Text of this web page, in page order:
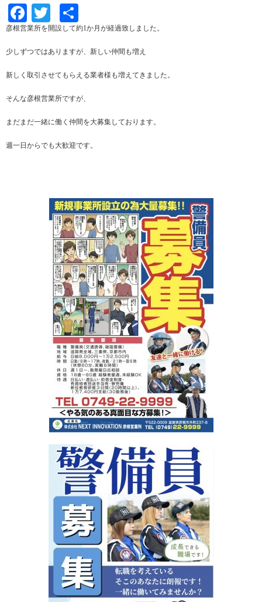
Facebook
Twitter
有
彦根営業所を開設して約1か月が経過致しました。
少しずつではありますが、新しい仲間も増え
新しく取引させてもらえる業者様も増えてきました。
そんな彦根営業所ですが、
まだまだ一緒に働く仲間を大募集しております。
週一日からでも大歓迎です。